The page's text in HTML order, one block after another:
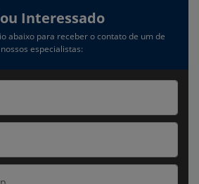
Interessado
abaixo para receber o contato de um de
nossos especialistas: